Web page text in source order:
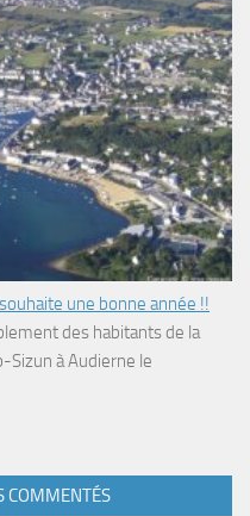
une bonne année !!
des habitants de la
Sizun à Audierne le
COMMENTÉS